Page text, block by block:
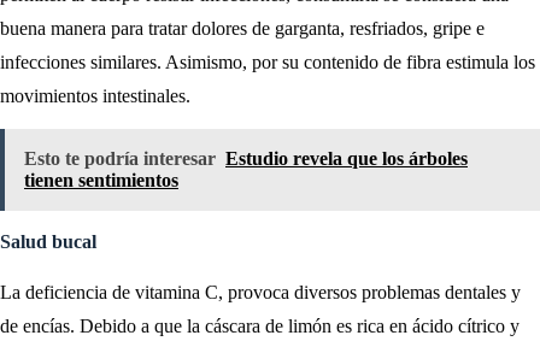
buena manera para tratar dolores de garganta, resfriados, gripe e
infecciones similares. Asimismo, por su contenido de fibra estimula los
movimientos intestinales.
Esto te podría interesar Estudio revela que los árboles
tienen sentimientos
Salud bucal
La deficiencia de vitamina C, provoca diversos problemas dentales y
de encías. Debido a que la cáscara de limón es rica en ácido cítrico y